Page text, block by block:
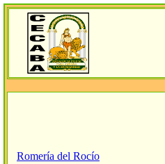
Romería del Rocío